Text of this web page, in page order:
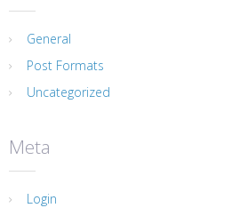
General
Post Formats
Uncategorized
Meta
Login